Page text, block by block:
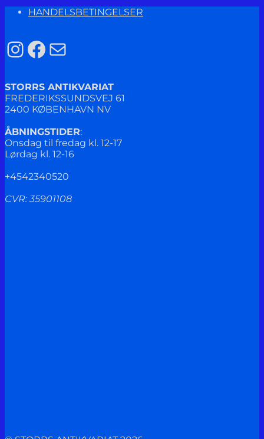
HANDELSBETINGELSER
Instagram
Facebook
Mail
STORRS ANTIKVARIAT
FREDERIKSSUNDSVEJ 61
2400 KØBENHAVN NV
ÅBNINGSTIDER:
Onsdag til fredag kl. 12-17
Lørdag kl. 12-16
+4542340520
CVR: 35901108